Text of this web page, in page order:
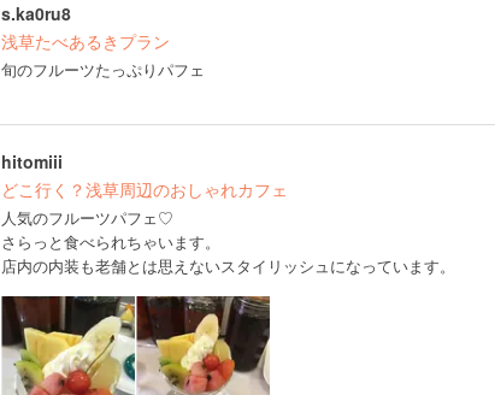
s.ka0ru8
浅草たべあるきプラン
旬のフルーツたっぷりパフェ
hitomiii
どこ行く？浅草周辺のおしゃれカフェ
人気のフルーツパフェ♡
さらっと食べられちゃいます。
店内の内装も老舗とは思えないスタイリッシュになっています。